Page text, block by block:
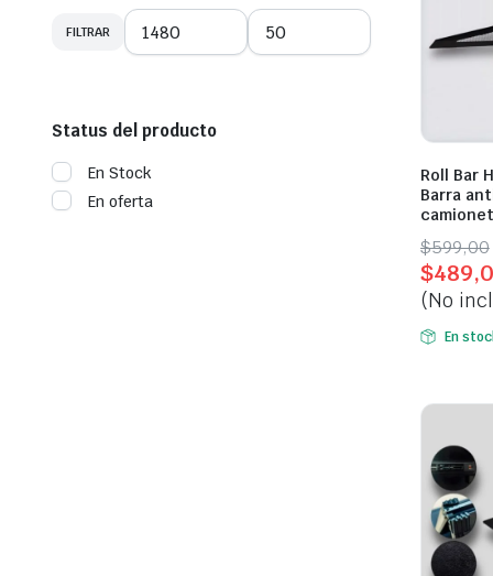
Roll Bar
Barra
$599,00
Original
price
was:
$
Current
price
is:
(No
En
Precio
Precio
FILTRAR
Status del producto
En Stock
En oferta